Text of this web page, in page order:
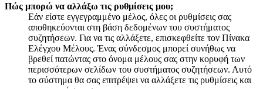
Πώς μπορώ να αλλάξω τις ρυθμίσεις μου;
Εάν είστε εγγεγραμμένο μέλος, όλες οι ρυθμίσεις σας
αποθηκεύονται στη βάση δεδομένων του συστήματος
συζητήσεων. Για να τις αλλάξετε, επισκεφθείτε τον Πίνακα
Ελέγχου Μέλους. Ένας σύνδεσμος μπορεί συνήθως να
βρεθεί πατώντας στο όνομα μέλους σας στην κορυφή των
περισσότερων σελίδων του συστήματος συζητήσεων. Αυτό
το σύστημα θα σας επιτρέψει να αλλάξετε τις ρυθμίσεις και